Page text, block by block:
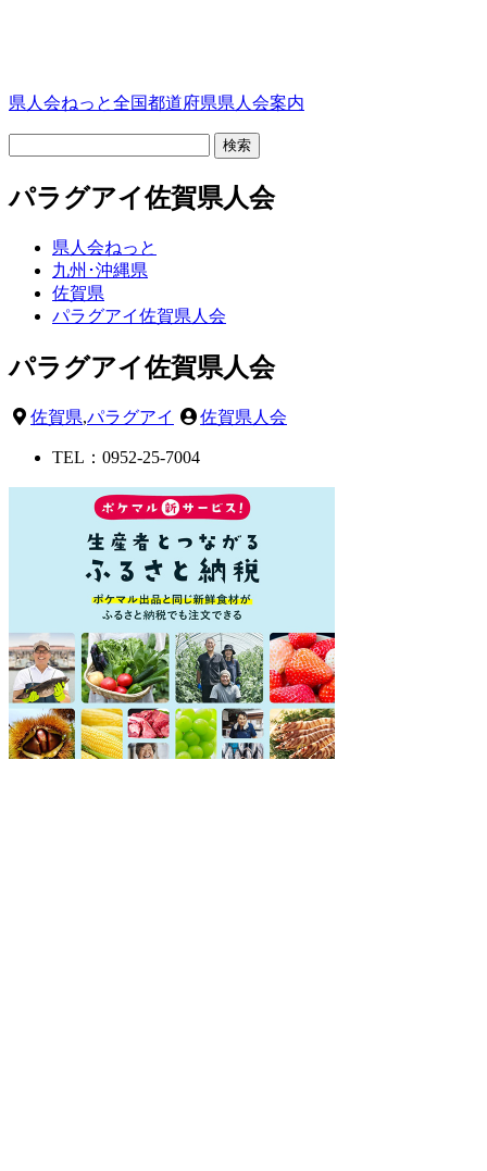
県人会ねっと全国都道府県県人会案内
パラグアイ佐賀県人会
県人会ねっと
九州･沖縄県
佐賀県
パラグアイ佐賀県人会
パラグアイ佐賀県人会
佐賀県,パラグアイ 佐賀県人会
TEL：0952-25-7004